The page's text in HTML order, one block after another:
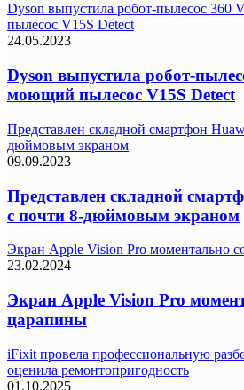
Dyson выпустила робот-пылесос
пылесос V15S Detect
24.05.2023
Dyson выпустила робот-
моющий пылесос V15S Detect
Представлен складной смартфон
дюймовым экраном
09.09.2023
Представлен складной
с почти 8-дюймовым экраном
Экран Apple Vision Pro моментально
23.02.2024
Экран Apple Vision Pro
царапины
iFixit провела профессиональную
оценила ремонтопригодность
01.10.2025